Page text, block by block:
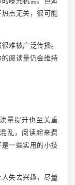
点无关，很可能
难被广泛传播。
阅读量仍会维持
量提升也至关重
乱，阅读起来费
一些实用的小技
失去兴趣，尽量